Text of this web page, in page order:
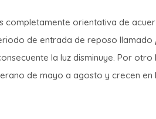
completamente orientativa de
de entrada de reposo llamado
la luz disminuye. Por
de mayo a agosto y crecen